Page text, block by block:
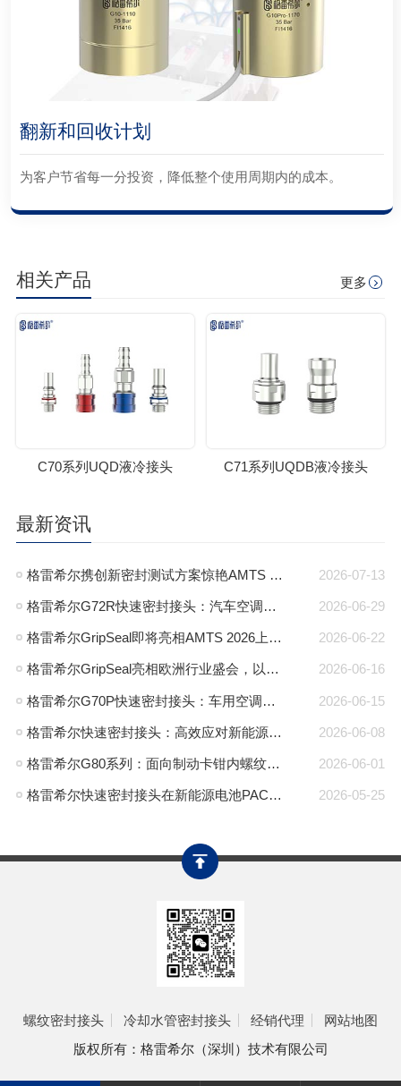
翻新和回收计划
为客户节省每一分投资，降低整个使用周期内的成本。
相关产品 更多
C70系列UQD液冷接头 C71系列UQDB液冷接头
最新资讯
2026-07-13
格雷希尔携创新密封测试方案惊艳AMTS 2026，圆满收官
2026-06-29
格雷希尔G72R快速密封接头：汽车空调异型管口测试方案
2026-06-22
格雷希尔GripSeal即将亮相AMTS 2026上海展，以密封技术赋能汽车制造
2026-06-16
格雷希尔GripSeal亮相欧洲行业盛会，以快速密封技术赋能欧洲新能源产业链
2026-06-15
格雷希尔G70P快速密封接头：车用空调气密测试的可靠选择
2026-06-08
格雷希尔快速密封接头：高效应对新能源电池包防爆阀测试难题
2026-06-01
格雷希尔G80系列：面向制动卡钳内螺纹的高压密封连接方案
2026-05-25
格雷希尔快速密封接头在新能源电池PACK包气密测试中的应用
螺纹密封接头 冷却水管密封接头 经销代理
网站地图
版权所有：格雷希尔（深圳）技术有限公司